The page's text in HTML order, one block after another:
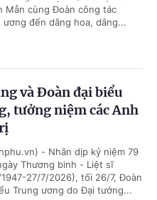
Mẫn cùng Đoàn công tác
ương đến dâng hoa, dâng...
và Đoàn đại biểu
tưởng niệm các Anh
- Nhân dịp kỷ niệm 79
Thương binh - Liệt sĩ
27/7/2026), tối 26/7, Đoàn
Trung ương do Đại tướng...